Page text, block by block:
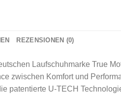
REZENSIONEN (0)
Laufschuhmarke True
zwischen Komfort und
patentierte U-TECH